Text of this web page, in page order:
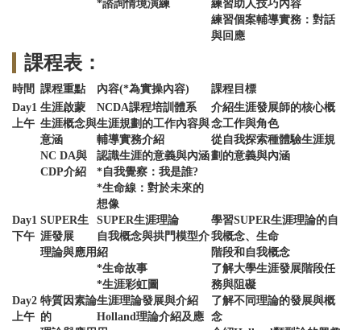
*諮詢情境演練
練習助人技巧內容
練習個案輔導實務：對話
與回應
課程表：
時間 課程重點 內容(*為實操內容)
課程目標
Day1
上午
生涯啟蒙
生涯概念與
意涵
NC DA與
CDP介紹
NCDA課程培訓體系
生涯規劃的工作內容與
輔導實務介紹
認識生涯的意義與內涵
*自我覺察：我是誰?
*生命線：對於未來的
想像
介紹生涯發展師的核心概
念工作與角色
從自我探索種體驗生涯規
劃的意義與內涵
Day1
下午
SUPER生
涯發展
理論與應用
SUPER生涯理論
自我概念與拱門模型介
紹
*生命故事
*生涯彩虹圖
學習SUPER生涯理論的自
我概念、生命
階段和自我概念
了解大學生涯發展階段任
務與阻礙
Day2
上午
特質因素論
的
生涯理論發展與介紹
Holland理論介紹及應
了解不同理論的發展與概
念